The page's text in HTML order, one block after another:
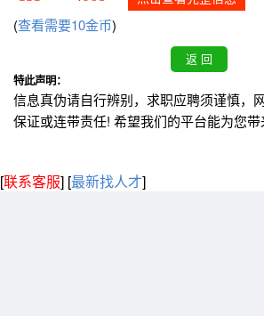
(查看需要10金币)
特此声明：
信息真伪请自行辨别，求职应聘须谨慎，
保证或连带责任! 希望我们的平台能为您带
[联系客服] [最新找人才]